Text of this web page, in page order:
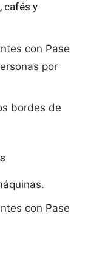
cafés y
con Pase
por
bordes de
con Pase